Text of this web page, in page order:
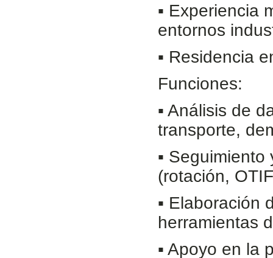
▪ Experiencia
entornos
▪ Residencia
Funciones:
▪ Análisis de
transporte,
▪
(rotación,
▪ Elaboración
herramientas
▪ Apoyo en la